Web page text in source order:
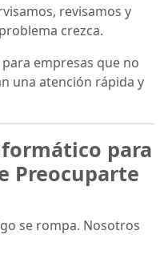
revisamos y
crezca.
empresas que no
una atención rápida y
para
Preocuparte
se rompa. Nosotros